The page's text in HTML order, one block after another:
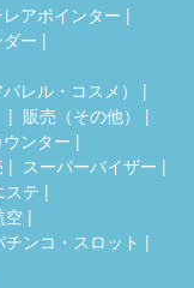
アポインター
ー
レル・コスメ）
販売（その他）
ンター
スーパーバイザー
ステ
空
チンコ・スロット